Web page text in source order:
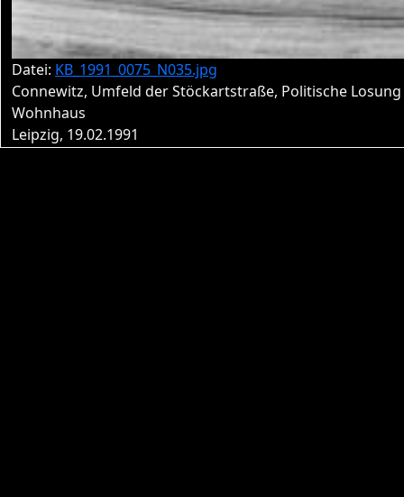
Datei: KB_1991_0075_N035.jpg
Connewitz, Umfeld der Stöckartstraße, Politische
Wohnhaus
Leipzig, 19.02.1991